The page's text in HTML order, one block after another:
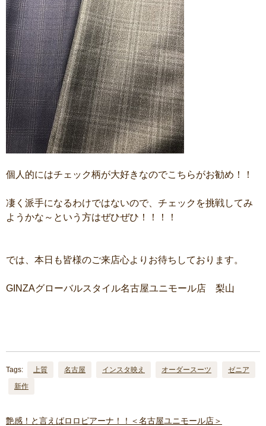
個人的にはチェック柄が大好きなのでこちらがお勧め！！
凄く派手になるわけではないので、チェックを挑戦してみ
ようかな～という方はぜひぜひ！！！！
では、本日も皆様のご来店心よりお待ちしております。
GINZAグローバルスタイル名古屋ユニモール店 梨山
Tags: 上質 名古屋 インスタ映え オーダースーツ
ゼニア
新作
艶感！と言えばロロピアーナ！！＜名古屋ユニモール店＞